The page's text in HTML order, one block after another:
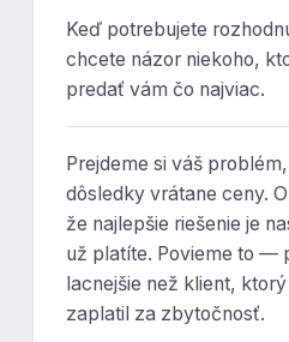
Keď potrebujete
chcete názor niekoho,
predať vám čo najviac.
Prejdeme si váš
dôsledky vrátane ceny.
že najlepšie riešenie je
už platíte. Povieme to —
lacnejšie než klient,
zaplatil za zbytočnosť.